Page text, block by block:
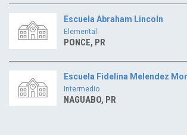
Escuela Abraham Lincoln
Elemental
PONCE, PR
Escuela Fidelina Melendez
Intermedio
NAGUABO, PR